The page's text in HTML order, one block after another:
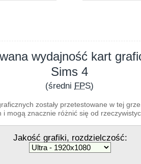
wydajność kart
Sims 4
(średni FPS)
zostały przetestowane w tej
mogą znacznie różnić się od
Jakość grafiki, rozdzielczość: